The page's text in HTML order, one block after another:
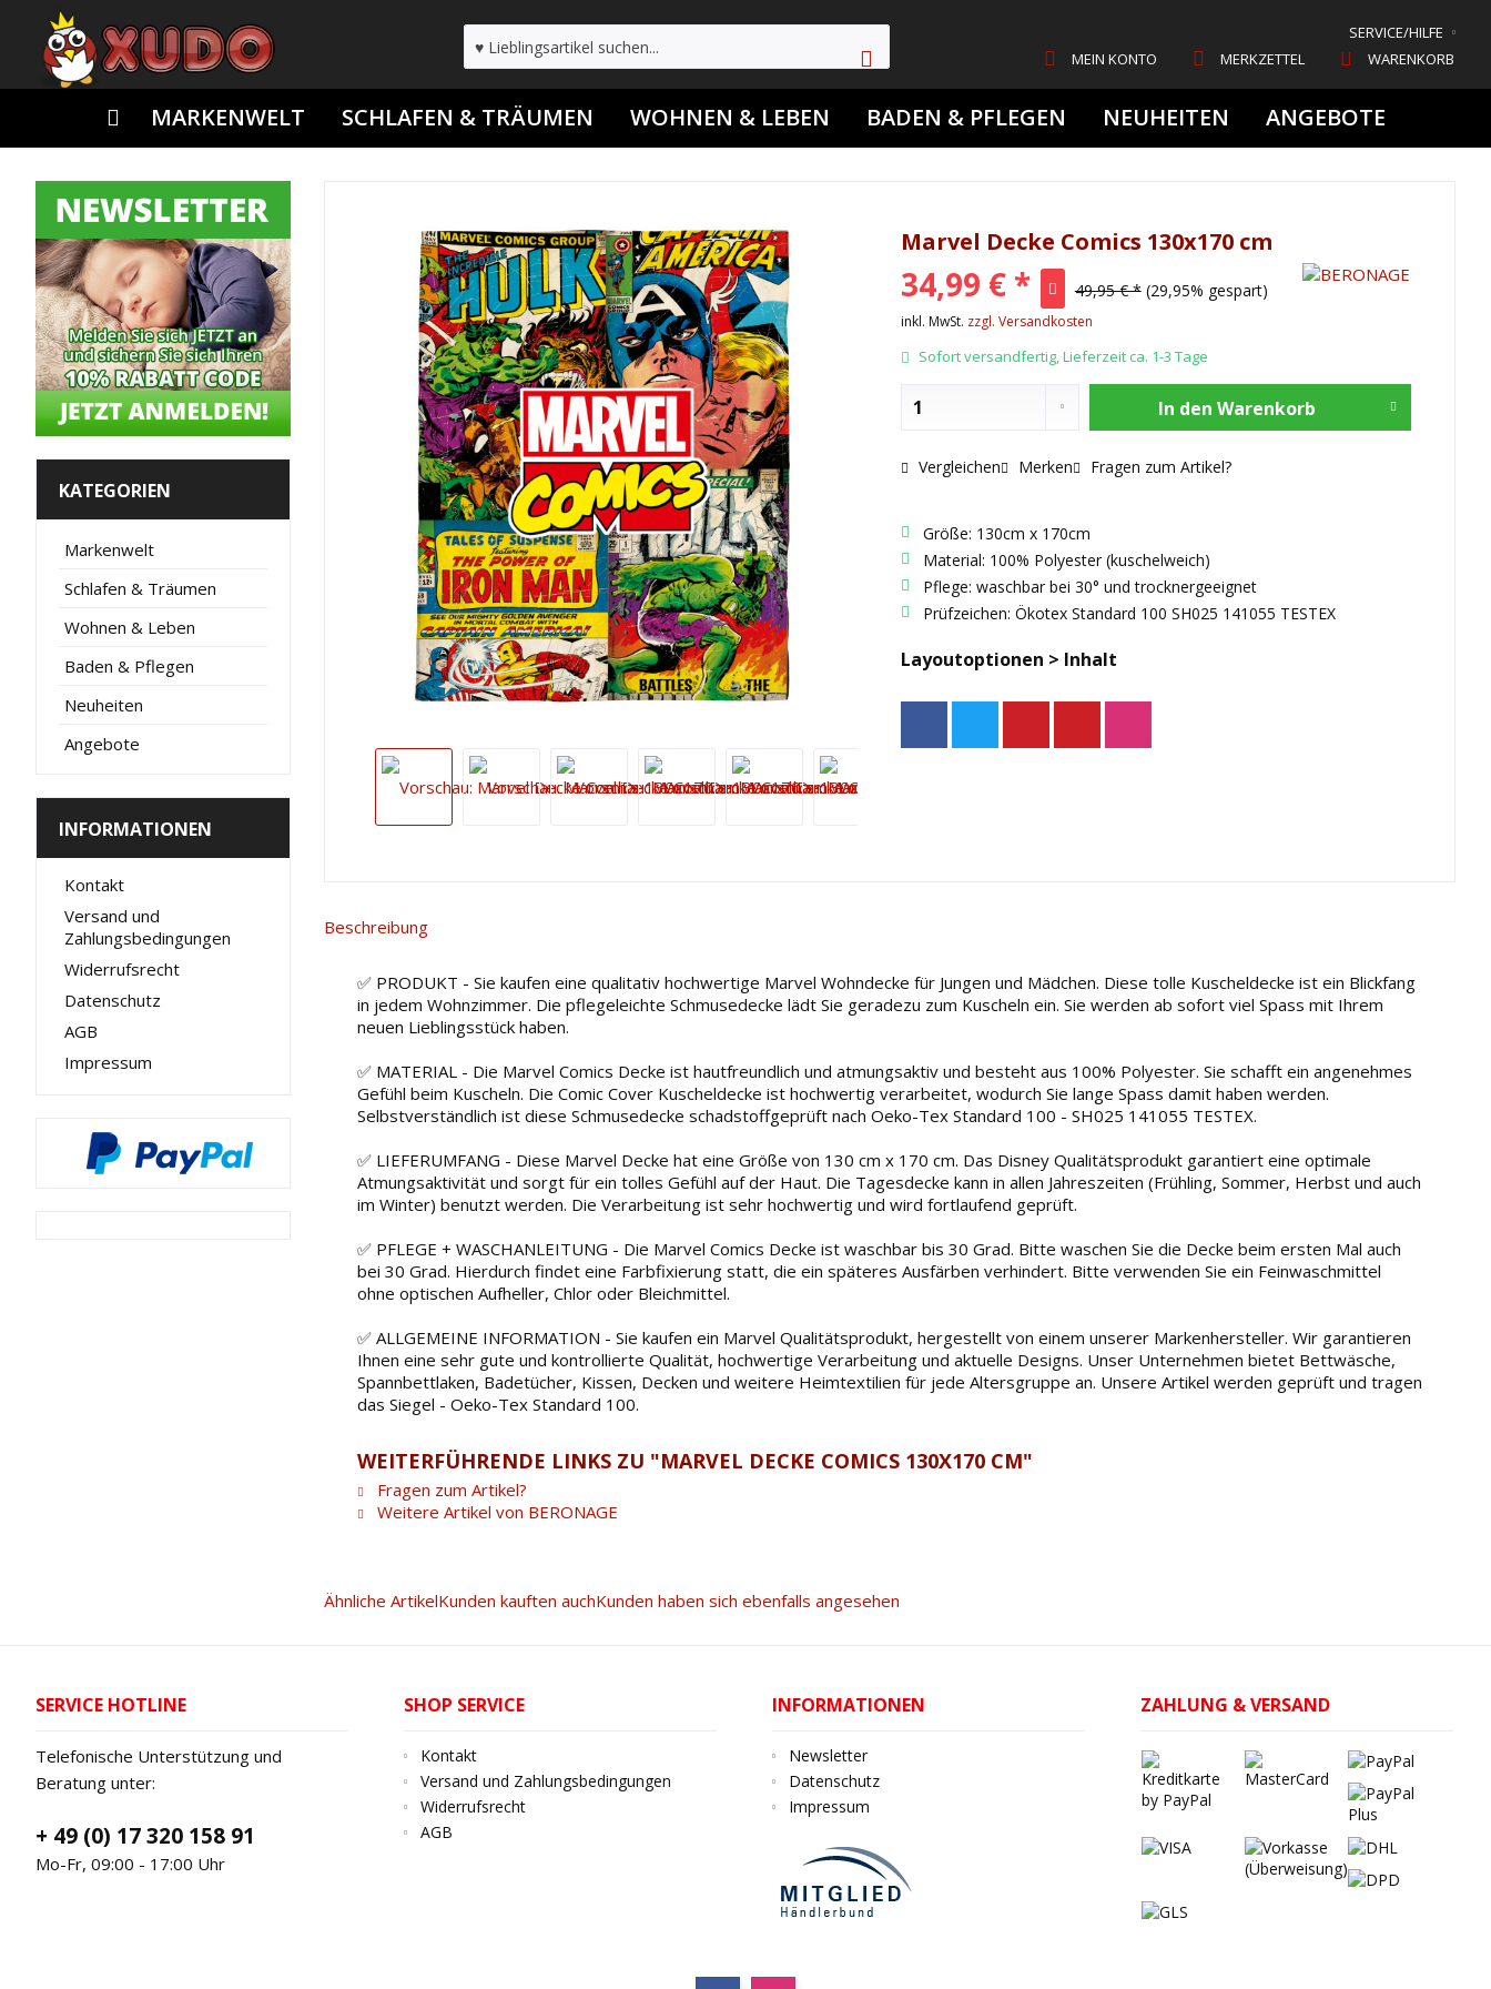
SERVICE/HILFE
WARENKORB
MERKZETTEL
MEIN KONTO
MARKENWELT SCHLAFEN & TRÄUMEN WOHNEN & LEBEN BADEN & PFLEGEN NEUHEITEN ANGEBOTE
KATEGORIEN
Markenwelt
Schlafen & Träumen
Wohnen & Leben
Baden & Pflegen
Neuheiten
Angebote
INFORMATIONEN
Kontakt
Versand und
Zahlungsbedingungen
Widerrufsrecht
Datenschutz
AGB
Impressum
Marvel Decke Comics 130x170 cm
34,99 € * 49,95 € * (29,95% gespart)
inkl. MwSt. zzgl. Versandkosten
Sofort versandfertig, Lieferzeit ca. 1-3 Tage
In den Warenkorb
Vergleichen Merken Fragen zum Artikel?
Größe: 130cm x 170cm
Material: 100% Polyester (kuschelweich)
Pflege: waschbar bei 30° und trocknergeeignet
Prüfzeichen: Ökotex Standard 100 SH025 141055 TESTEX
Layoutoptionen > Inhalt
Beschreibung
✅ PRODUKT - Sie kaufen eine qualitativ hochwertige Marvel Wohndecke für Jungen und Mädchen. Diese tolle Kuscheldecke ist ein Blickfang
in jedem Wohnzimmer. Die pflegeleichte Schmusedecke lädt Sie geradezu zum Kuscheln ein. Sie werden ab sofort viel Spass mit Ihrem
neuen Lieblingsstück haben.
✅ MATERIAL - Die Marvel Comics Decke ist hautfreundlich und atmungsaktiv und besteht aus 100% Polyester. Sie schafft ein angenehmes
Gefühl beim Kuscheln. Die Comic Cover Kuscheldecke ist hochwertig verarbeitet, wodurch Sie lange Spass damit haben werden.
Selbstverständlich ist diese Schmusedecke schadstoffgeprüft nach Oeko-Tex Standard 100 - SH025 141055 TESTEX.
✅ LIEFERUMFANG - Diese Marvel Decke hat eine Größe von 130 cm x 170 cm. Das Disney Qualitätsprodukt garantiert eine optimale
Atmungsaktivität und sorgt für ein tolles Gefühl auf der Haut. Die Tagesdecke kann in allen Jahreszeiten (Frühling, Sommer, Herbst und auch
im Winter) benutzt werden. Die Verarbeitung ist sehr hochwertig und wird fortlaufend geprüft.
✅ PFLEGE + WASCHANLEITUNG - Die Marvel Comics Decke ist waschbar bis 30 Grad. Bitte waschen Sie die Decke beim ersten Mal auch
bei 30 Grad. Hierdurch findet eine Farbfixierung statt, die ein späteres Ausfärben verhindert. Bitte verwenden Sie ein Feinwaschmittel
ohne optischen Aufheller, Chlor oder Bleichmittel.
✅ ALLGEMEINE INFORMATION - Sie kaufen ein Marvel Qualitätsprodukt, hergestellt von einem unserer Markenhersteller. Wir garantieren
Ihnen eine sehr gute und kontrollierte Qualität, hochwertige Verarbeitung und aktuelle Designs. Unser Unternehmen bietet Bettwäsche,
Spannbettlaken, Badetücher, Kissen, Decken und weitere Heimtextilien für jede Altersgruppe an. Unsere Artikel werden geprüft und tragen
das Siegel - Oeko-Tex Standard 100.
WEITERFÜHRENDE LINKS ZU "MARVEL DECKE COMICS 130X170 CM"
Fragen zum Artikel?
Weitere Artikel von BERONAGE
Ähnliche ArtikelKunden kauften auchKunden haben sich ebenfalls angesehen
SERVICE HOTLINE
Telefonische Unterstützung und
Beratung unter:
+ 49 (0) 17 320 158 91
Mo-Fr, 09:00 - 17:00 Uhr
SHOP SERVICE
Kontakt
Versand und Zahlungsbedingungen
Widerrufsrecht
AGB
INFORMATIONEN
Newsletter
Datenschutz
Impressum
ZAHLUNG & VERSAND